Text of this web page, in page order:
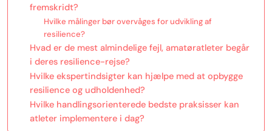
fremskridt?
Hvilke målinger bør overvåges for udvikling af
resilience?
Hvad er de mest almindelige fejl, amatøratleter begår
i deres resilience-rejse?
Hvilke ekspertindsigter kan hjælpe med at opbygge
resilience og udholdenhed?
Hvilke handlingsorienterede bedste praksisser kan
atleter implementere i dag?